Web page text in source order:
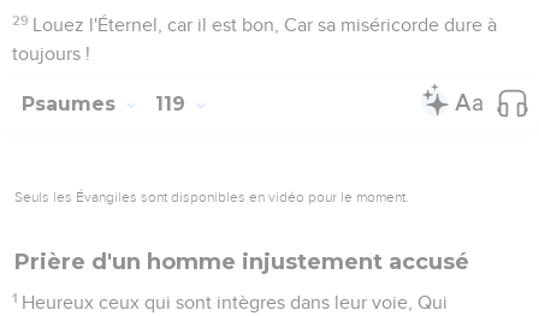
29 Louez l'Éternel, car il est bon, Car sa miséricorde dure à
toujours !
Psaumes 119
Seuls les Évangiles sont disponibles en vidéo pour le moment.
Prière d'un homme injustement accusé
1 Heureux ceux qui sont intègres dans leur voie, Qui